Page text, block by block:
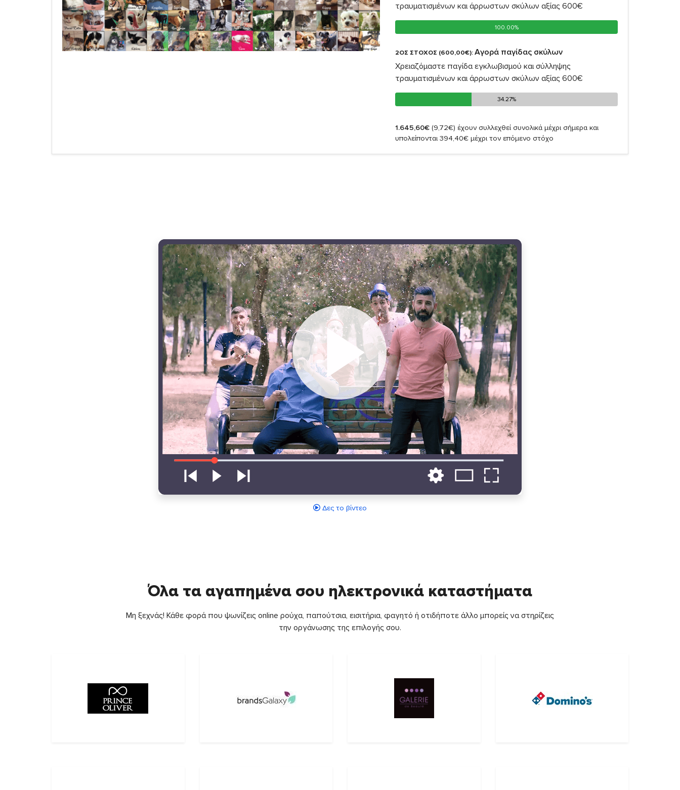
τραυματισμένων και άρρωστων σκύλων αξίας 600€
100.00%
100.00%
2ΟΣ ΣΤΟΧΟΣ (600,00€):Αγορά παγίδας σκύλων
Χρειαζόμαστε παγίδα εγκλωβισμού και σύλληψης
τραυματισμένων και άρρωστων σκύλων αξίας 600€
34.27%
34.27%
1.645,60€ (9,72€) έχουν συλλεχθεί συνολικά μέχρι σήμερα και
υπολείπονται 394,40€ μέχρι τον επόμενο στόχο
Δες το βίντεο
Όλα τα αγαπημένα σου ηλεκτρονικά καταστήματα
Μη ξεχνάς! Κάθε φορά που ψωνίζεις online ρούχα, παπούτσια, εισιτήρια, φαγητό ή οτιδήποτε άλλο μπορείς να στηρίζεις
την οργάνωσης της επιλογής σου.